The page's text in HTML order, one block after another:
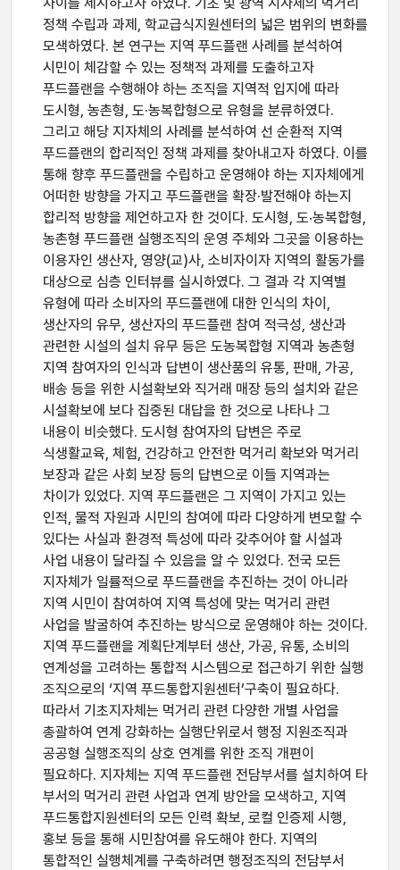
정책 수립과 과제, 학교급식지원센터의 넓은 범위의 변화를
모색하였다. 본 연구는 지역 푸드플랜 사례를 분석하여
시민이 체감할 수 있는 정책적 과제를 도출하고자
푸드플랜을 수행해야 하는 조직을 지역적 입지에 따라
도시형, 농촌형, 도·농복합형으로 유형을 분류하였다.
그리고 해당 지자체의 사례를 분석하여 선 순환적 지역
푸드플랜의 합리적인 정책 과제를 찾아내고자 하였다. 이를
통해 향후 푸드플랜을 수립하고 운영해야 하는 지자체에게
어떠한 방향을 가지고 푸드플랜을 확장·발전해야 하는지
합리적 방향을 제언하고자 한 것이다. 도시형, 도‧농복합형,
농촌형 푸드플랜 실행조직의 운영 주체와 그곳을 이용하는
이용자인 생산자, 영양(교)사, 소비자이자 지역의 활동가를
대상으로 심층 인터뷰를 실시하였다. 그 결과 각 지역별
유형에 따라 소비자의 푸드플랜에 대한 인식의 차이,
생산자의 유무, 생산자의 푸드플랜 참여 적극성, 생산과
관련한 시설의 설치 유무 등은 도농복합형 지역과 농촌형
지역 참여자의 인식과 답변이 생산품의 유통, 판매, 가공,
배송 등을 위한 시설확보와 직거래 매장 등의 설치와 같은
시설확보에 보다 집중된 대답을 한 것으로 나타나 그
내용이 비슷했다. 도시형 참여자의 답변은 주로
식생활교육, 체험, 건강하고 안전한 먹거리 확보와 먹거리
보장과 같은 사회 보장 등의 답변으로 이들 지역과는
차이가 있었다. 지역 푸드플랜은 그 지역이 가지고 있는
인적, 물적 자원과 시민의 참여에 따라 다양하게 변모할 수
있다는 사실과 환경적 특성에 따라 갖추어야 할 시설과
사업 내용이 달라질 수 있음을 알 수 있었다. 전국 모든
지자체가 일률적으로 푸드플랜을 추진하는 것이 아니라
지역 시민이 참여하여 지역 특성에 맞는 먹거리 관련
사업을 발굴하여 추진하는 방식으로 운영해야 하는 것이다.
지역 푸드플랜을 계획단계부터 생산, 가공, 유통, 소비의
연계성을 고려하는 통합적 시스템으로 접근하기 위한 실행
조직으로의 ‘지역 푸드통합지원센터’구축이 필요하다.
따라서 기초지자체는 먹거리 관련 다양한 개별 사업을
총괄하여 연계 강화하는 실행단위로서 행정 지원조직과
공공형 실행조직의 상호 연계를 위한 조직 개편이
필요하다. 지자체는 지역 푸드플랜 전담부서를 설치하여 타
부서의 먹거리 관련 사업과 연계 방안을 모색하고, 지역
푸드통합지원센터의 모든 인력 확보, 로컬 인증제 시행,
홍보 등을 통해 시민참여를 유도해야 한다. 지역의
통합적인 실행체계를 구축하려면 행정조직의 전담부서